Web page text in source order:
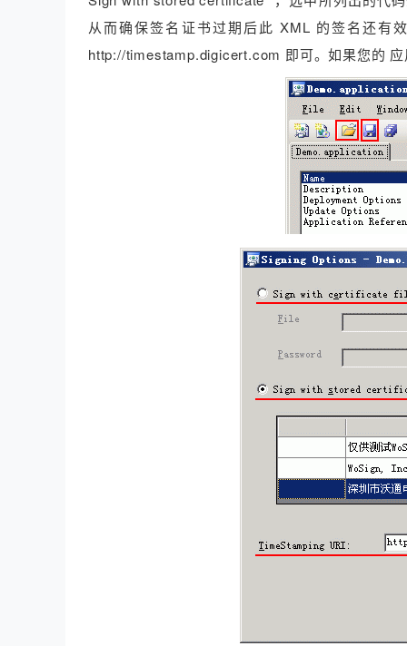
从而确保签名证书过期后此 XML 的签名还有
http://timestamp.digicert.com 即可。如果您的